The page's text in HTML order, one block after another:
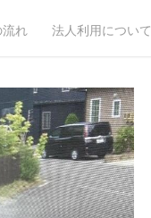
れ 法人利用について